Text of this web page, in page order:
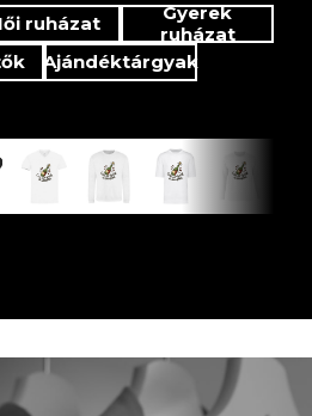
ruházat
Gyerek
ruházat
Ajándéktárgyak